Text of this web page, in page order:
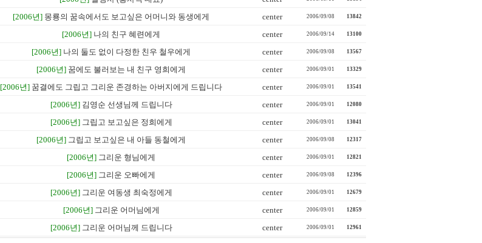
[2006년] 몽룡의 꿈속에서도 보고싶은 어머니와 동생에게 center 2006/09/08 13842
[2006년] 나의 친구 혜련에게 center 2006/09/14 13100
[2006년] 나의 둘도 없이 다정한 친우 철우에게 center 2006/09/08 13567
[2006년] 꿈에도 불러보는 내 친구 영희에게 center 2006/09/01 13329
[2006년] 꿈결에도 그립고 그리운 존경하는 아버지에게 드립니다 center 2006/09/01 13541
[2006년] 김영순 선생님께 드립니다 center 2006/09/01 12080
[2006년] 그립고 보고싶은 정희에게 center 2006/09/01 13041
[2006년] 그립고 보고싶은 내 아들 동철에게 center 2006/09/08 12317
[2006년] 그리운 형님에게 center 2006/09/01 12821
[2006년] 그리운 오빠에게 center 2006/09/08 12396
[2006년] 그리운 여동생 최숙정에게 center 2006/09/01 12679
[2006년] 그리운 어머님에게 center 2006/09/01 12859
[2006년] 그리운 어머님께 드립니다 center 2006/09/01 12961